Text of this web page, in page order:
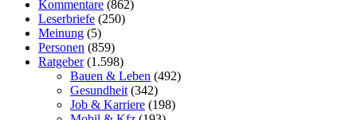
Kommentare (862)
Leserbriefe (250)
Meinung (5)
Personen (859)
Ratgeber(1.598)
Bauen & Leben (492)
Gesundheit (342)
Job & Karriere (198)